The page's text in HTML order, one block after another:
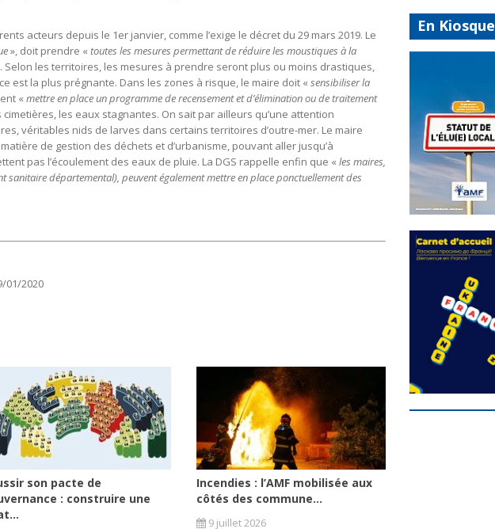
acteurs depuis le 1er janvier, comme l’exige le décret du 29 mars 2019. Le
», doit prendre « toutes les mesures permettant de réduire les moustiques à la
Selon les territoires, les mesures à prendre seront plus ou moins drastiques,
est la plus prégnante. Dans les zones à risque, le maire doit « sensibiliser la
« mettre en place un programme de recensement et d’élimination ou de traitement
les eaux stagnantes. On sait par ailleurs qu’une attention
véritables nids de larves dans certains territoires d’outre-mer. Le maire
de gestion des déchets et d’urbanisme, pouvant aller jusqu’à
pas l’écoulement des eaux de pluie. La DGS rappelle enfin que « les maires,
sanitaire départemental), peuvent également mettre en place ponctuellement des
01/2020
son pacte de
: construire une
Incendies : l’AMF mobilisée aux
côtés des commune...
9 juillet 2026
En Kiosque
Statut de
l’élu local
Mise à jour avril
2024
FEUILLETER